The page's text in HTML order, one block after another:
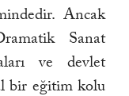
Ancak
Sanat
ve devlet
bir eğitim kolu